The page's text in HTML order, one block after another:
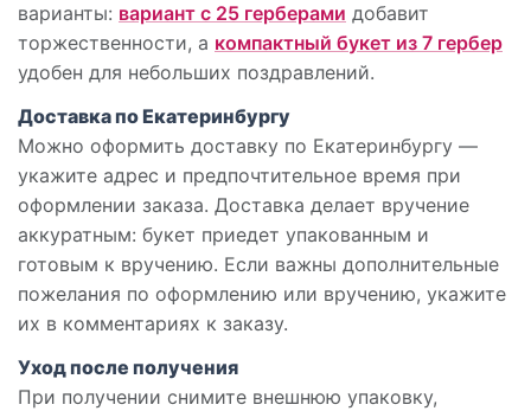
варианты: вариант с 25 герберами добавит
торжественности, а компактный букет из 7 гербер
удобен для небольших поздравлений.
Доставка по Екатеринбургу
Можно оформить доставку по Екатеринбургу —
укажите адрес и предпочтительное время при
оформлении заказа. Доставка делает вручение
аккуратным: букет приедет упакованным и
готовым к вручению. Если важны дополнительные
пожелания по оформлению или вручению, укажите
их в комментариях к заказу.
Уход после получения
При получении снимите внешнюю упаковку,